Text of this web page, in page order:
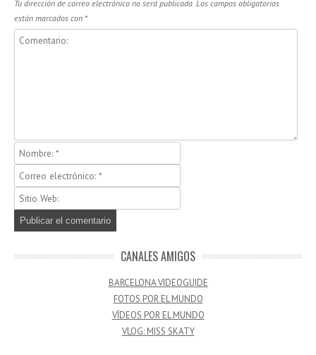
Tu dirección de correo electrónico no será publicada. Los campos obligatorios
están marcados con *
CANALES AMIGOS
BARCELONA VIDEOGUIDE
FOTOS POR EL MUNDO
VÍDEOS POR EL MUNDO
VLOG: MISS SKATY